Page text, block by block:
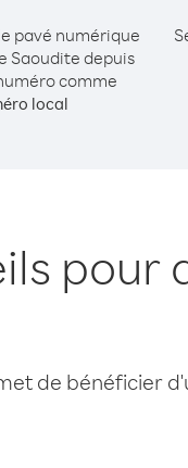
pavé numérique
Saoudite depuis
comme
local
pour
de bénéficier